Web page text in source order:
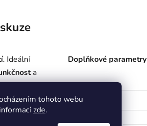
tohoto webu
zde.
. Ideální
a
.
Doplňkové parametry
Materiál obuvi